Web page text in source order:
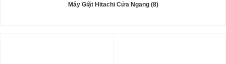
Máy Giặt Hitachi Cửa Ngang (8)